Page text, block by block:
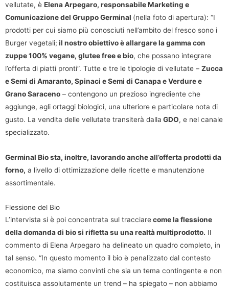
vellutate, è Elena Arpegaro, responsabile Marketing e
Comunicazione del Gruppo Germinal (nella foto di apertura): “I
prodotti per cui siamo più conosciuti nell’ambito del fresco sono i
Burger vegetali; il nostro obiettivo è allargare la gamma con
zuppe 100% vegane, glutee free e bio, che possano integrare
l’offerta di piatti pronti”. Tutte e tre le tipologie di vellutate – Zucca
e Semi di Amaranto, Spinaci e Semi di Canapa e Verdure e
Grano Saraceno – contengono un prezioso ingrediente che
aggiunge, agli ortaggi biologici, una ulteriore e particolare nota di
gusto. La vendita delle vellutate transiterà dalla GDO, e nel canale
specializzato.
Germinal Bio sta, inoltre, lavorando anche all’offerta prodotti da
forno, a livello di ottimizzazione delle ricette e manutenzione
assortimentale.
Flessione del Bio
L’intervista si è poi concentrata sul tracciarecome la flessione
della domanda di bio si rifletta su una realtà multiprodotto. Il
commento di Elena Arpegaro ha delineato un quadro completo, in
tal senso. “In questo momento il bio è penalizzato dal contesto
economico, ma siamo convinti che sia un tema contingente e non
costituisca assolutamente un trend – ha spiegato – non abbiamo